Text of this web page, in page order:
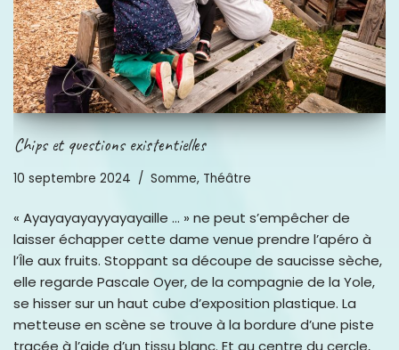
Chips et questions existentielles
10 septembre 2024 Somme, Théâtre
« Ayayayayayyayayaille … » ne peut s’empêcher de
laisser échapper cette dame venue prendre l’apéro à
l’Île aux fruits. Stoppant sa découpe de saucisse sèche,
elle regarde Pascale Oyer, de la compagnie de la Yole,
se hisser sur un haut cube d’exposition plastique. La
metteuse en scène se trouve à la bordure d’une piste